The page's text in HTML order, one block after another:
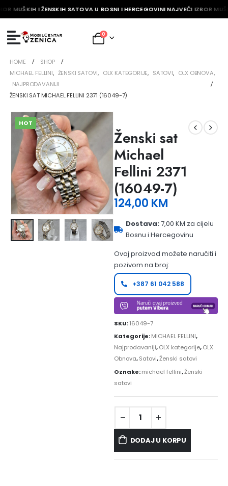
MUŠKIH I ŽENSKIH SATOVA U BOSNI I HERCEGOVINI NAJVEĆI IZBOR
0
HOME
SHOP
MICHAEL FELLINI, ŽENSKI SATOVI, OLX KATEGORIJE, SATOVI, OLX OBNOVA,
NAJPRODAVANIJI
ŽENSKI SAT MICHAEL FELLINI 2371 (16049-7)
HOT
Ženski sat
Michael
Fellini 2371
(16049-7)
124,00 KM
Dostava:7,00 KM za cijelu
Bosnu i Hercegovinu
Ovaj proizvod možete naručiti i
pozivom na broj:
+387 61 042 588
SKU:16049-7
Kategorije:MICHAEL FELLINI,
Najprodavaniji,OLX kategorije,OLX
Obnova,Satovi,Ženski satovi
Oznake:michael fellini,Ženski
satovi
DODAJ U KORPU